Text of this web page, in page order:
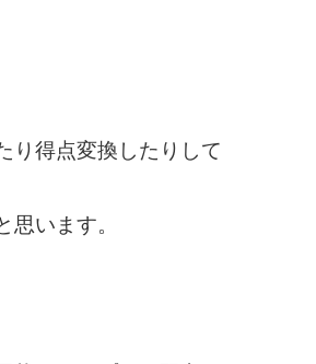
り得点変換したりして
います。